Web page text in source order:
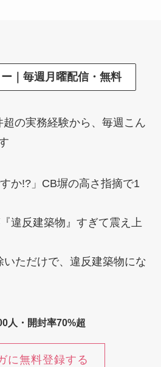
｜毎週月曜配信・無料
の実務経験から、毎週こん
か!?」CB塀の高さ指摘で1
違反建築物』すぎて震え上
いただけで、違反建築物にな
人・開封率70%超
に無料登録する